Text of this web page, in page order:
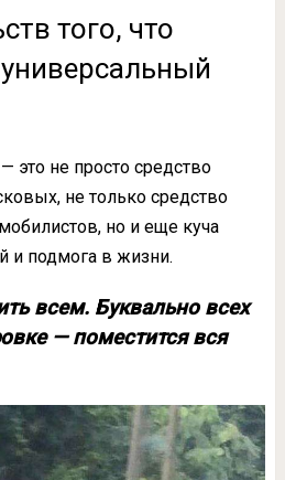
того, что
не просто средство
не только средство
но и еще куча
и подмога в жизни.
всем. Буквально всех
— поместится вся